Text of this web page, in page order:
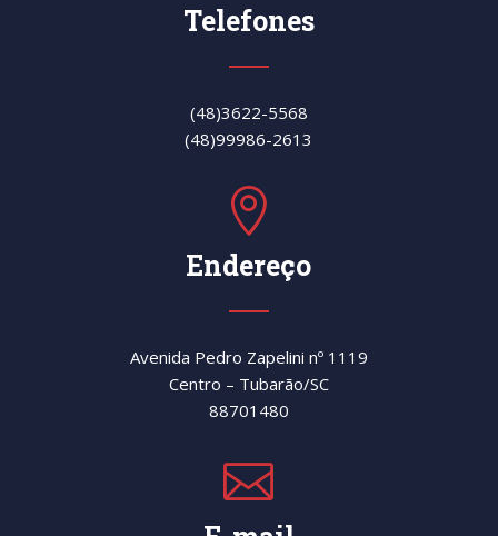
Telefones
(48)3622-5568
(48)99986-2613

Endereço
Avenida Pedro Zapelini nº 1119
Centro – Tubarão/SC
88701480
